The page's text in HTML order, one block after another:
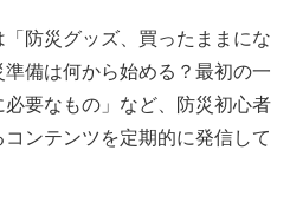
防災グッズ、買ったままにな
備は何から始める？最初の一
要なもの」など、防災初心者
ンテンツを定期的に発信して